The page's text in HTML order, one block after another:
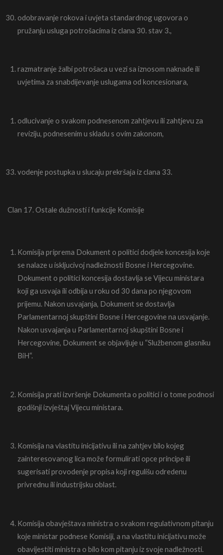
odobravanje rokova i uvjeta standardnog ugovora o
pružanju usluga potrošacima iz clana 30. stav 3.,
razmatranje žalbi potrošaca u vezi sa iznosom naknade ili
uvjetima za snabdijevanje uslugama od koncesionara,
odlucivanje o svakom podnesenom zahtjevu ili zahtjevu za
reviziju, podnesenim u skladu s ovim zakonom,
vodenje postupka u slucaju prekršaja iz clana 33.
Clan 17. Ostale dužnosti i funkcije Komisije
Komisija priprema Dokument o politici dodjele koncesija koje
se nalaze u iskljucivoj nadležnosti Bosne i Hercegovine.
Dokument o politici koncesija dostavlja se Vijecu ministara
koji ga usvaja ili odbija u roku od 30 dana po njegovom
prijemu. Nakon usvajanja, Dokument se dostavlja
Parlamentarnoj skupštini Bosne i Hercegovine na usvajanje.
Nakon usvajanja u Parlamentarnoj skupštini Bosne i
Hercegovine, Dokument se objavljuje u “Službenom glasniku
BiH“.
Komisija prati izvršenje Dokumenta o politici i o tome podnosi
godišnji izvještaj Vijecu ministara.
Komisija na vlastitu inicijativu ili na zahtjev bilo kojeg
zainteresovanog lica može formulirati opce principe ili
sugerisati provodenje propisa koji regulišu odredenu
privrednu ili industrijsku oblast.
Komisija obavještava ministra o svakom regulativnom pitanju
koje ministar podnese Komisiji, a na vlastitu inicijativu može
obavijestiti ministra o bilo kom pitanju iz svoje nadležnosti.